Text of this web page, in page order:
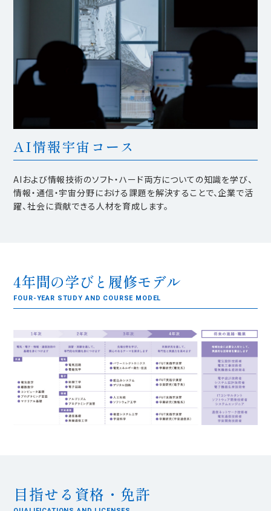
AI情報宇宙コース
AIおよび情報技術のソフト・ハード両方についての知識を学び、
情報・通信・宇宙分野における課題を解決することで、企業で活
躍、社会に貢献できる人材を育成します。
4年間の学びと履修モデル
FOUR-YEAR STUDY AND COURSE MODEL
目指せる資格・免許